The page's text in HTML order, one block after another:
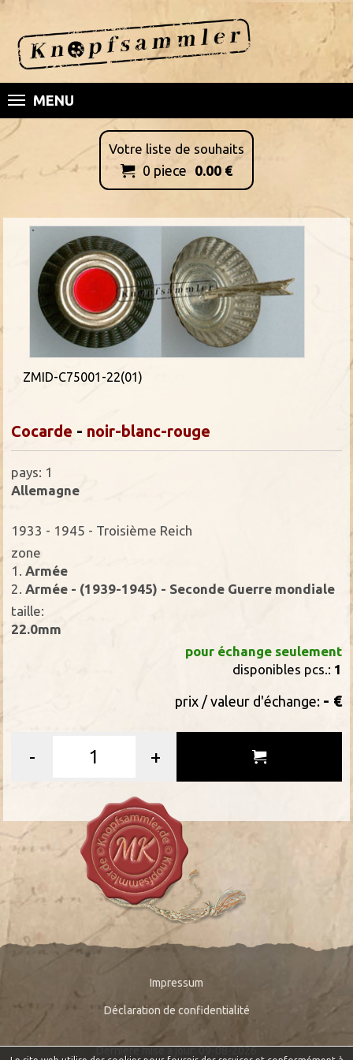
MENU
Votre liste de souhaits
 0 piece 0.00 €
ZMID-C75001-22(01)
Cocarde - noir-blanc-rouge
pays: 1
Allemagne
1933 - 1945 - Troisième Reich
zone
1. Armée
2. Armée - (1939-1945) - Seconde Guerre mondiale
taille:
22.0mm
pour échange seulement
disponibles pcs.: 1
prix / valeur d'échange: - €
- +
Impressum
Déclaration de confidentialité
Derniere mise a jour: 09-08-2026